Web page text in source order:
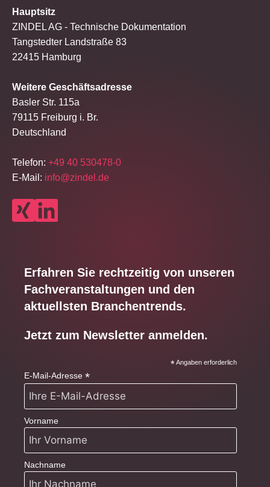
Hauptsitz
ZINDEL AG - Technische Dokumentation
Tangstedter Landstraße 83
22415 Hamburg
Weitere Geschäftsadresse
Basler Str. 115a
79115 Freiburg i. Br.
Deutschland
Telefon: +49 40 530478-0
E-Mail: info@zindel.de
Erfahren Sie rechtzeitig von unseren
Fachveranstaltungen und den
aktuellsten Branchentrends.
Jetzt zum Newsletter anmelden.
*Angaben erforderlich
E-Mail-Adresse *
Vorname
Nachname